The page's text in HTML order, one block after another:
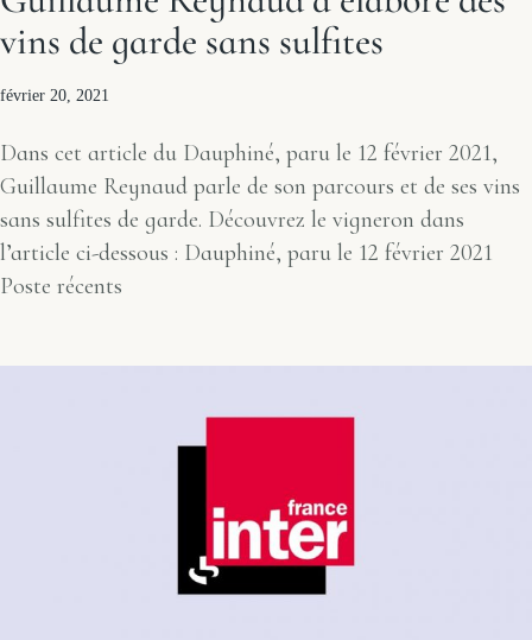
vins de garde sans sulfites
février 20, 2021
Dans cet article du Dauphiné, paru le 12 février 2021,
Guillaume Reynaud parle de son parcours et de ses vins
sans sulfites de garde. Découvrez le vigneron dans
l’article ci-dessous : Dauphiné, paru le 12 février 2021
Poste récents